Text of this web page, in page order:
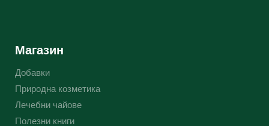
Магазин
Добавки
Природна козметика
Лечебни чайове
Полезни книги